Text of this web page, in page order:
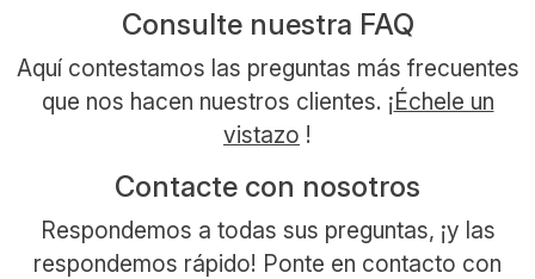
Consulte nuestra FAQ
Aquí contestamos las preguntas más frecuentes
que nos hacen nuestros clientes. ¡Échele un
vistazo !
Contacte con nosotros
Respondemos a todas sus preguntas, ¡y las
respondemos rápido! Ponte en contacto con